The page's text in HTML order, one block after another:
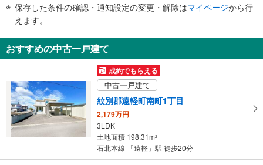
知
を
け
取
る
・
条
保存した条件の確認・通知設定の変更・解除はマイページから行
えます。
おすすめの中古一戸建て
成約でもらえる
中古一戸建て
紋別郡遠軽町南町1丁目
2,179万円
3LDK
土地面積 198.31m2
石北本線 「遠軽」駅 徒歩20分